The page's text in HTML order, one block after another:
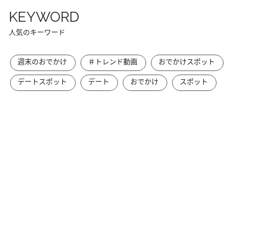
KEYWORD
人気のキーワード
週末のおでかけ ＃トレンド動画
おでかけスポット
デートスポット
デート おでかけ スポット